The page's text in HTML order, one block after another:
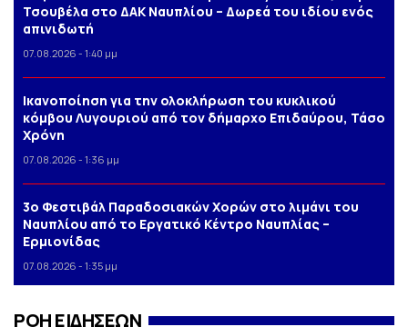
Τσουβέλα στο ΔΑΚ Ναυπλίου – Δωρεά του ιδίου ενός
απινιδωτή
07.08.2026 - 1:40 μμ
Iκανοποίηση για την ολοκλήρωση του κυκλικού
κόμβου Λυγουριού από τον δήμαρχο Επιδαύρου, Τάσο
Χρόνη
07.08.2026 - 1:36 μμ
3o Φεστιβάλ Παραδοσιακών Χορών στο λιμάνι του
Ναυπλίου από το Εργατικό Κέντρο Ναυπλίας –
Ερμιονίδας
07.08.2026 - 1:35 μμ
ΡΟΗ ΕΙΔΗΣΕΩΝ